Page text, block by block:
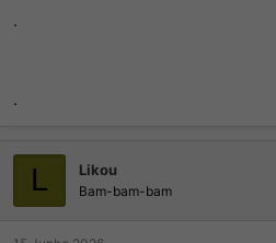
.
.
L Likou
Bam-bam-bam